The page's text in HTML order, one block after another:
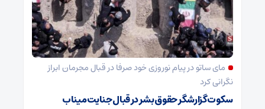
مای ساتو در پیام نوروزی خود صرفا در قبال مجرمان ابراز
نگرانی کرد
سکوت گزارشگر حقوق بشر در قبال جنایت میناب